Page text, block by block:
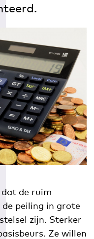
de ruim
peiling in grote
zijn. Sterker
Ze willen